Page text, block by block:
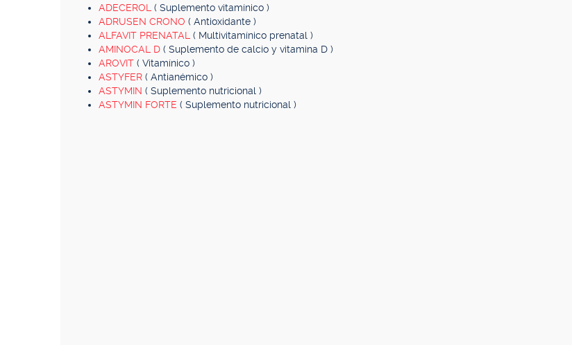
ADECEROL ( Suplemento vitamínico )
ADRUSEN CRONO ( Antioxidante )
ALFAVIT PRENATAL ( Multivitamínico prenatal )
AMINOCAL D ( Suplemento de calcio y vitamina D )
AROVIT ( Vitamínico )
ASTYFER ( Antianémico )
ASTYMIN ( Suplemento nutricional )
ASTYMIN FORTE ( Suplemento nutricional )